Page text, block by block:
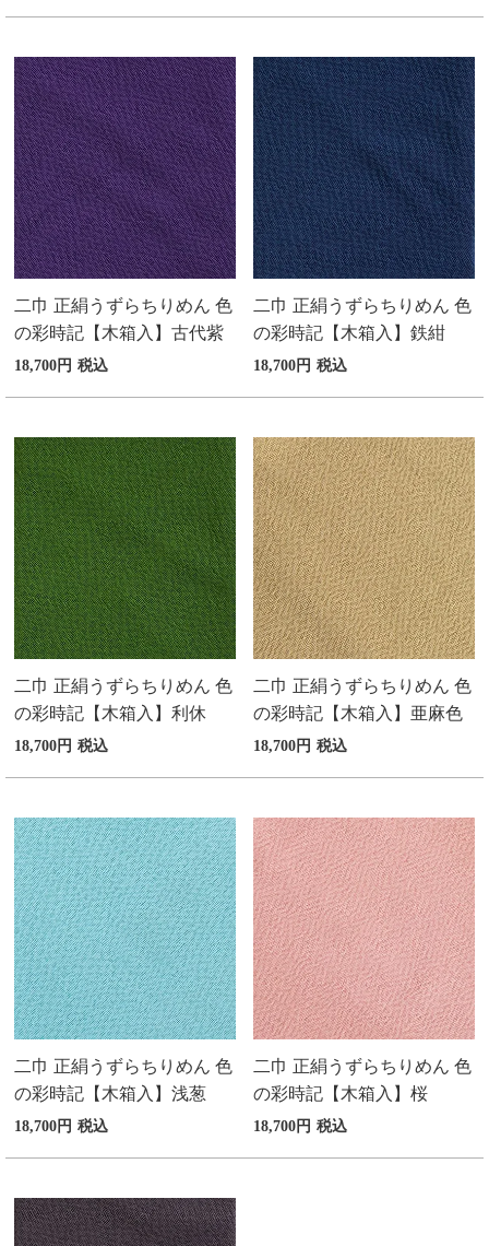
二巾 正絹うずらちりめん 色
の彩時記【木箱入】古代紫
18,700 税込
二巾 正絹うずらちりめん 色
の彩時記【木箱入】鉄紺
18,700 税込
二巾 正絹うずらちりめん 色
の彩時記【木箱入】利休
18,700 税込
二巾 正絹うずらちりめん 色
の彩時記【木箱入】亜麻色
18,700 税込
二巾 正絹うずらちりめん 色
の彩時記【木箱入】浅葱
18,700 税込
二巾 正絹うずらちりめん 色
の彩時記【木箱入】桜
18,700 税込